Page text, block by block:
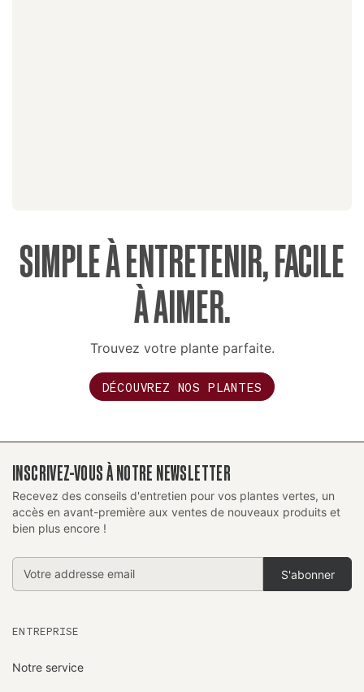
SIMPLE À ENTRETENIR, FACILE
À AIMER.
Trouvez votre plante parfaite.
DÉCOUVREZ NOS PLANTES
INSCRIVEZ-VOUS À NOTRE NEWSLETTER
Recevez des conseils d'entretien pour vos plantes vertes, un
accès en avant-première aux ventes de nouveaux produits et
bien plus encore !
Addresse
email
ENTREPRISE
Notre service